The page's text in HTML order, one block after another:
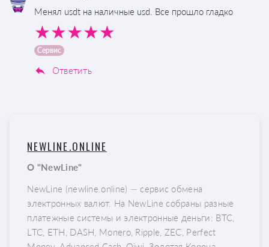
Менял usdt на наличные usd. Все прошло гладко
Сервис
Ответить
NEWLINE.ONLINE
О "NewLine"
NewLine (newline.online) — сервис обмена
электронных валют. На NewLine собраны разные
платежные системы и электронные деньги: BTC,
LTC, ETH, DASH, Monero, Ripple, ZEC, Perfect